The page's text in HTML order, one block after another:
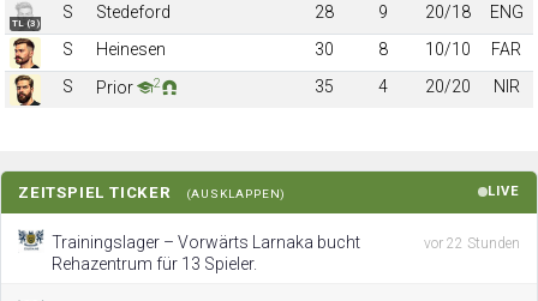
TL (3)
S Stedeford 28 9 20/18
ENG
S
Heinesen 30 8 10/10
FAR
S
Prior 2 35 4 20/20 NIR
ZEITSPIEL TICKER (AUSKLAPPEN) LIVE
Trainingslager – Vorwärts Larnaka bucht
Rehazentrum für 13 Spieler.
vor 22 Stunden